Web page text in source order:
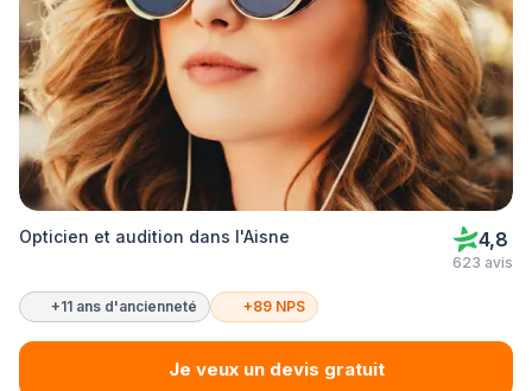
Opticien et audition dans l'Aisne 4,8
623 avis
+11 ans d'ancienneté +89 NPS
Je veux un devis gratuit